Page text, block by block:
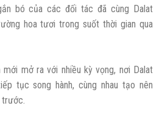
bó của các đối tác đã cùng Dalat
hoa tươi trong suốt thời gian qua
mở ra với nhiều kỳ vọng, nơi Dalat
tục song hành, cùng nhau tạo nên
trước.